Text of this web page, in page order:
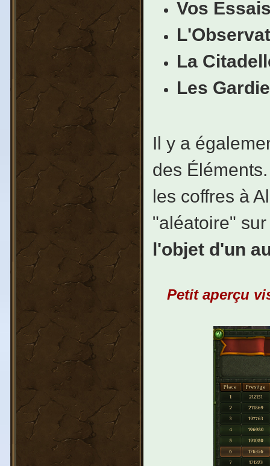
Vos
La
Les
Il y a
des
les coffres à
"aléatoire"
l'objet d'un
Petit aperçu